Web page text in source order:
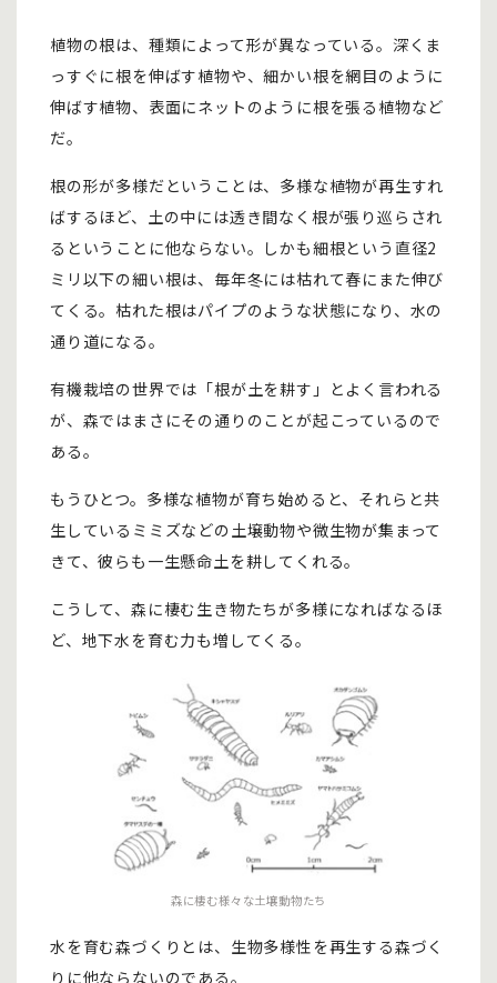
植物の根は、種類によって形が異なっている。深くま
っすぐに根を伸ばす植物や、細かい根を網目のように
伸ばす植物、表面にネットのように根を張る植物など
だ。
根の形が多様だということは、多様な植物が再生すれ
ばするほど、土の中には透き間なく根が張り巡らされ
るということに他ならない。しかも細根という直径2
ミリ以下の細い根は、毎年冬には枯れて春にまた伸び
てくる。枯れた根はパイプのような状態になり、水の
通り道になる。
有機栽培の世界では「根が土を耕す」とよく言われる
が、森ではまさにその通りのことが起こっているので
ある。
もうひとつ。多様な植物が育ち始めると、それらと共
生しているミミズなどの土壌動物や微生物が集まって
きて、彼らも一生懸命土を耕してくれる。
こうして、森に棲む生き物たちが多様になればなるほ
ど、地下水を育む力も増してくる。
森に棲む様々な土壌動物たち
水を育む森づくりとは、生物多様性を再生する森づく
りに他ならないのである。